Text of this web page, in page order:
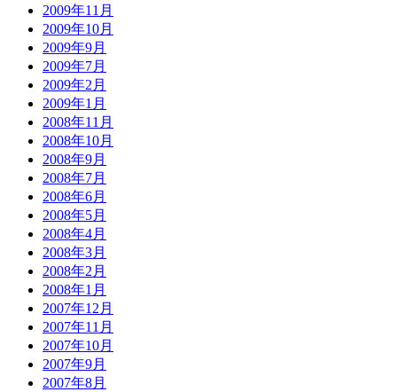
2009年11月
2009年10月
2009年9月
2009年7月
2009年2月
2009年1月
2008年11月
2008年10月
2008年9月
2008年7月
2008年6月
2008年5月
2008年4月
2008年3月
2008年2月
2008年1月
2007年12月
2007年11月
2007年10月
2007年9月
2007年8月